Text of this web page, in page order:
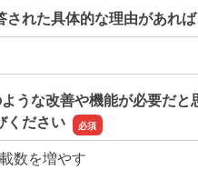
された具体的な理由があれ
れた具体的な理由があれば
うな改善や機能が必要だ
ください
数を増やす